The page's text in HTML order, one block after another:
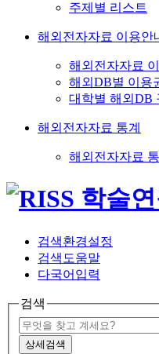
주제별 리스트
해외전자자료 이용안
해외전자자료
해외DB별 이용
대학별 해외DB
해외전자자료 통계
해외전자자료 통
검색환경설정
검색도움말
다국어입력
검색
상세검색